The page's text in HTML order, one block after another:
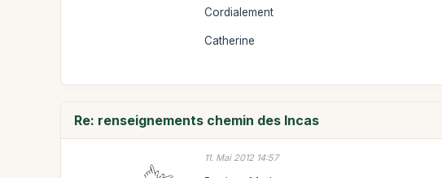
Cordialement
Catherine
Re: renseignements chemin des Incas
11. Mai 2012 14:57